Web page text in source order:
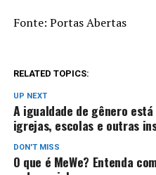
Fonte: Portas Abertas
RELATED TOPICS:
UP NEXT
A igualdade de gênero
igrejas, escolas e outras
DON'T MISS
O que é MeWe? Entenda